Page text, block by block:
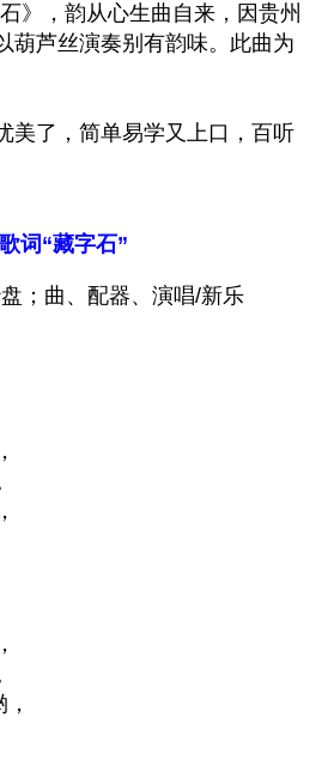
》，韵从心生曲自来，因贵州
葫芦丝演奏别有韵味。此曲为
美了，简单易学又上口，百听
歌词“藏字石”
；曲、配器、演唱/新乐